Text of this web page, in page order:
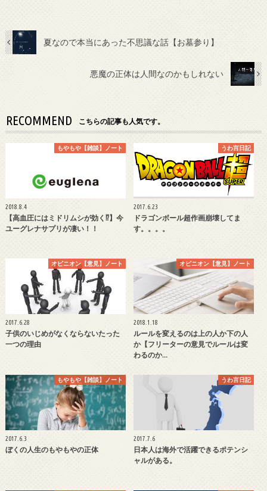
夏なので本当にあった不思議な話【お墓参り】
悪魔の正体は人間なのかもしれない
RECOMMEND こちらの記事も人気です。
もやもや【雑談】ノート
2018.8.4
【高血圧にはミドリムシが効く⁉︎】今
ユーグレナサプリが凄い！！
うわ言日記
2017.6.23
ドラゴンボール超作画崩壊してま
す。。。。
オピニオン【意見】ノート
2017.6.28
子供のいじめがなくならないたった
一つの理由
オピニオン【意見】ノート
2018.1.18
ルールを変えるのは上の人か下の人
か【フリーターの意見でルールは変
わるのか…
もやもや【雑談】ノート
2017.6.3
ぼくの人生のもやもやの正体
うわ言日記
2017.7.6
日本人は海外で活躍できるポテンシ
ャルがある。